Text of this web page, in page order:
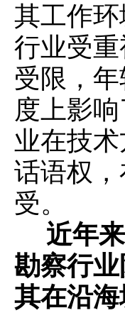
其工作
行业受
受限，
度上影
业在技
话语权
受。
近年来
勘察行
其在沿